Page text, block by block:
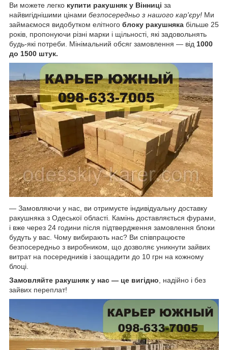
Ви можете легко купити ракушняк у Вінниці за
найвигіднішими цінами безпосередньо з нашого кар'єру! Ми
займаємося видобутком елітного блоку ракушняка більше 25
років, пропонуючи різні марки і щільності, які задовольнять
будь-які потреби. Мінімальний обсяг замовлення — від 1000
до 1500 штук.
— Замовляючи у нас, ви отримуєте індивідуальну доставку
ракушняка з Одеської області. Камінь доставляється фурами,
і вже через 24 години після підтвердження замовлення блоки
будуть у вас. Чому вибирають нас? Ви співпрацюєте
безпосередньо з виробником, що дозволяє уникнути зайвих
витрат на посередників і заощадити до 10 грн на кожному
блоці.
Замовляйте ракушняк у нас — це вигідно , надійно і без
зайвих переплат!